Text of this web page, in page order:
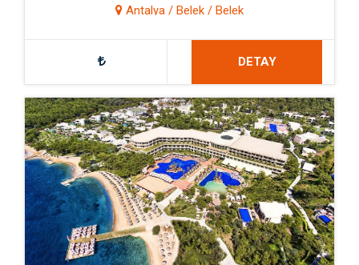
Antalya / Belek / Belek
DETAY